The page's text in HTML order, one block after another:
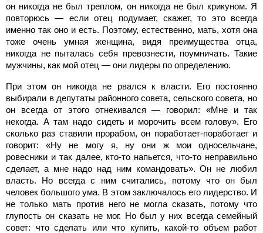
он никогда не был треплом, он никогда не был крикуном. Я
повторюсь — если отец подумает, скажет, то это всегда
именно так оно и есть. Поэтому, естественно, мать, хотя она
тоже очень умная женщина, видя преимущества отца,
никогда не пыталась себя превознести, поумничать. Такие
мужчины, как мой отец — они лидеры по определению.
При этом он никогда не рвался к власти. Его постоянно
выбирали в депутаты районного совета, сельского совета, но
он всегда от этого отнекивался — говорил: «Мне и так
некогда. А там надо сидеть и морочить всем голову». Его
сколько раз ставили прорабом, он поработает-поработает и
говорит: «Ну не могу я, ну они ж мои односельчане,
ровесники и так далее, кто-то напьется, что-то неправильно
сделает, а мне надо над ним командовать». Он не любил
власть. Но всегда с ним считались, потому что он был
человек большого ума. В этом заключалось его лидерство. И
не только мать против него не могла сказать, потому что
глупость он сказать не мог. Но был у них всегда семейный
совет: что сделать или что купить, какой-то объем работ